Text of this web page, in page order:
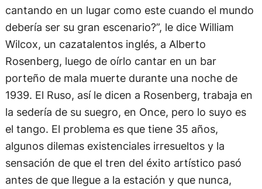
cantando en un lugar como este cuando el mundo
debería ser su gran escenario?”, le dice William
Wilcox, un cazatalentos inglés, a Alberto
Rosenberg, luego de oírlo cantar en un bar
porteño de mala muerte durante una noche de
1939. El Ruso, así le dicen a Rosenberg, trabaja en
la sedería de su suegro, en Once, pero lo suyo es
el tango. El problema es que tiene 35 años,
algunos dilemas existenciales irresueltos y la
sensación de que el tren del éxito artístico pasó
antes de que llegue a la estación y que nunca,